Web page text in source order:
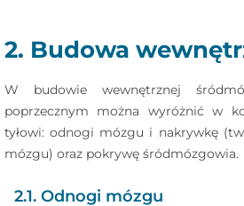
2. Budowa
W budowie wewnętrznej
poprzecznym można wyróżnić w
tyłowi: odnogi mózgu i nakrywkę
mózgu) oraz pokrywę śródmózgowia.
2.1. Odnogi mózgu